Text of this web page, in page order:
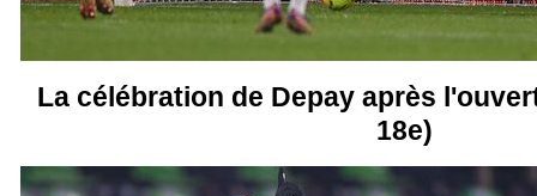
La célébration de Depay après
18e)